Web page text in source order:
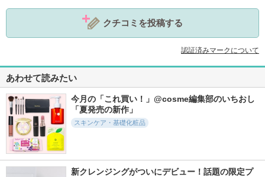
クチコミを投稿する
認証済みマークについて
あわせて読みたい
今月の「これ買い！」@cosme編集部のいちおし
「夏発売の新作」
スキンケア・基礎化粧品
新クレンジングがついにデビュー！話題の限定プ